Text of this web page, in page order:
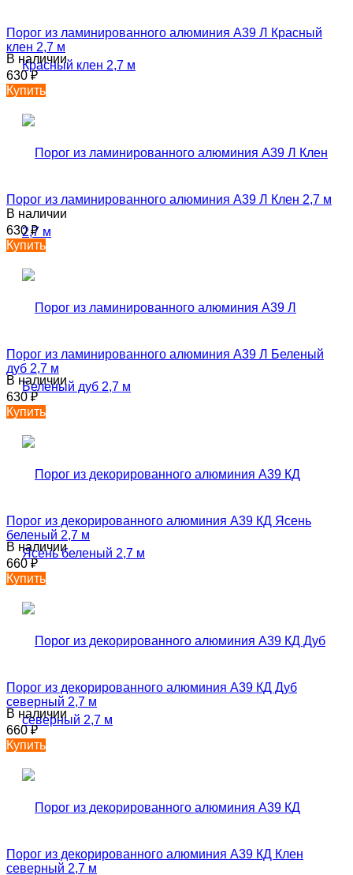
Порог из ламинированного алюминия А39 Л Красный
клен 2,7 м
В наличии
630₽
Купить
Порог из ламинированного алюминия А39 Л Клен 2,7 м
В наличии
630₽
Купить
Порог из ламинированного алюминия А39 Л Беленый
дуб 2,7 м
В наличии
630₽
Купить
Порог из декорированного алюминия А39 КД Ясень
беленый 2,7 м
В наличии
660₽
Купить
Порог из декорированного алюминия А39 КД Дуб
северный 2,7 м
В наличии
660₽
Купить
Порог из декорированного алюминия А39 КД Клен
северный 2,7 м